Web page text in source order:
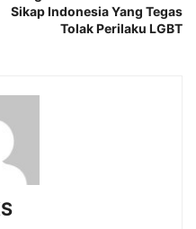
Sikap Indonesia Yang Tegas
Tolak Perilaku LGBT